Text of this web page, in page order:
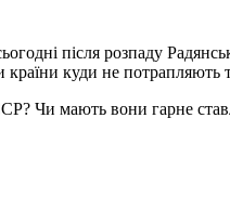
після розпаду
країни куди не потрапляють
Чи мають вони гарне